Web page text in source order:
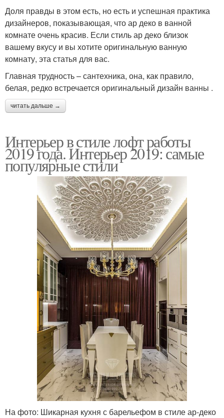
Доля правды в этом есть, но есть и успешная практика
дизайнеров, показывающая, что ар деко в ванной
комнате очень красив. Если стиль ар деко близок
вашему вкусу и вы хотите оригинальную ванную
комнату, эта статья для вас.
Главная трудность – сантехника, она, как правило,
белая, редко встречается оригинальный дизайн ванны .
читать дальше →
Интерьер в стиле лофт работы
2019 года. Интерьер 2019: самые
популярные стили
На фото: Шикарная кухня с барельефом в стиле ар-деко